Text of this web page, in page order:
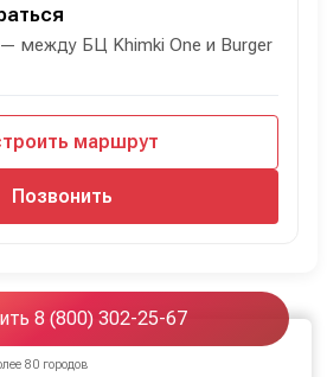
между БЦ Khimki One и Burger
маршрут
Позвонить
8 (800) 302-25-67
80 городов